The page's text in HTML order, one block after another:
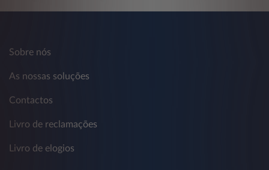
Sobre nós
As nossas soluções
Contactos
Livro de reclamações
Livro de elogios